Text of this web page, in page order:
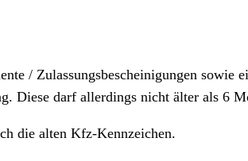
/ Zulassungsbescheinigungen
Diese darf allerdings nicht älter als 6
die alten Kfz-Kennzeichen.